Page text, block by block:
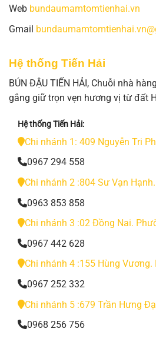
Web bundaumamtomtienhai.vn
Gmail
Hệ thống Tiến Hải
BÚN ĐẬU TIẾN HẢI, Chuỗi nhà
gắng giữ trọn vẹn hương vị từ đất
Hệ thống Tiến Hải:
Chi nhánh 1: 409 Nguyễn Tri
0967 294 558
Chi nhánh 2 :804 Sư Vạn
0963 853 858
Chi nhánh 3 :02 Đồng Nai.
0967 442 628
Chi nhánh 4 :155 Hùng Vương.
0967 252 332
Chi nhánh 5 :679 Trần Hưng
0968 256 756